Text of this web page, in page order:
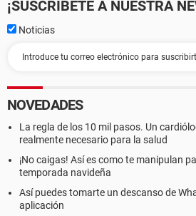
¡SUSCRÍBETE A NUESTRA
Noticias
NOVEDADES
La regla de los 10 mil pasos. Un
realmente necesario para la salud
¡No caigas! Así es como te manipulan
temporada navideña
Así puedes tomarte un descanso de
aplicación